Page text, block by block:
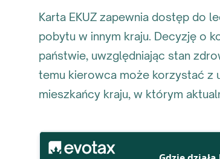
Karta EKUZ zapewnia dostęp do
pobytu w innym kraju. Decyzję o
państwie, uwzględniając stan
temu kierowca może korzystać z
mieszkańcy kraju, w którym